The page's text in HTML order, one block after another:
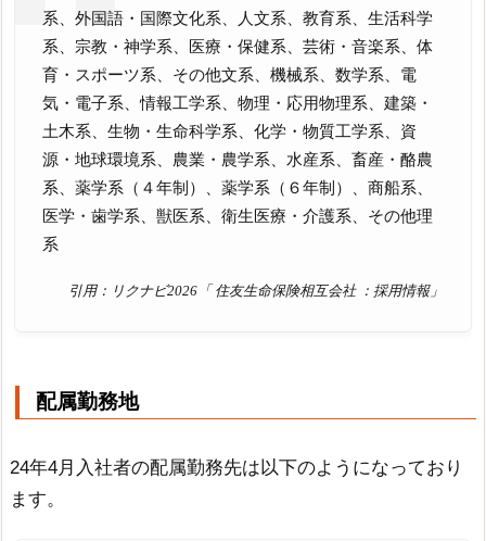
系、外国語・国際文化系、人文系、教育系、生活科学
系、宗教・神学系、医療・保健系、芸術・音楽系、体
育・スポーツ系、その他文系、機械系、数学系、電
気・電子系、情報工学系、物理・応用物理系、建築・
土木系、生物・生命科学系、化学・物質工学系、資
源・地球環境系、農業・農学系、水産系、畜産・酪農
系、薬学系（４年制）、薬学系（６年制）、商船系、
医学・歯学系、獣医系、衛生医療・介護系、その他理
系
引用：リクナビ2026「 住友生命保険相互会社 ：採用情報」
配属勤務地
24年4月入社者の配属勤務先は以下のようになっており
ます。